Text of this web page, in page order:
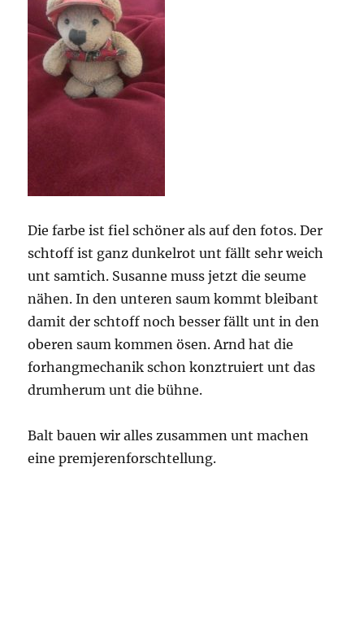
Die farbe ist fiel schöner als auf den fotos. Der
schtoff ist ganz dunkelrot unt fällt sehr weich
unt samtich. Susanne muss jetzt die seume
nähen. In den unteren saum kommt bleibant
damit der schtoff noch besser fällt unt in den
oberen saum kommen ösen. Arnd hat die
forhangmechanik schon konztruiert unt das
drumherum unt die bühne.
Balt bauen wir alles zusammen unt machen
eine premjerenforschtellung.